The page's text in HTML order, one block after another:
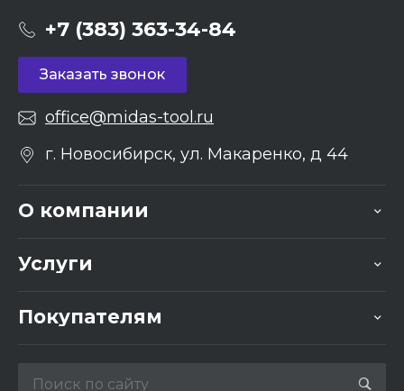
+7 (383) 363-34-84
Заказать звонок
office@midas-tool.ru
г. Новосибирск, ул. Макаренко, д 44
О компании
Услуги
Покупателям